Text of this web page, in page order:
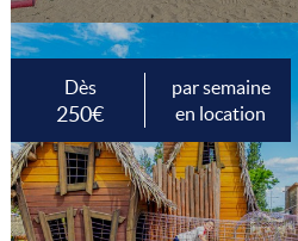
Dès
250€
par semaine
en location